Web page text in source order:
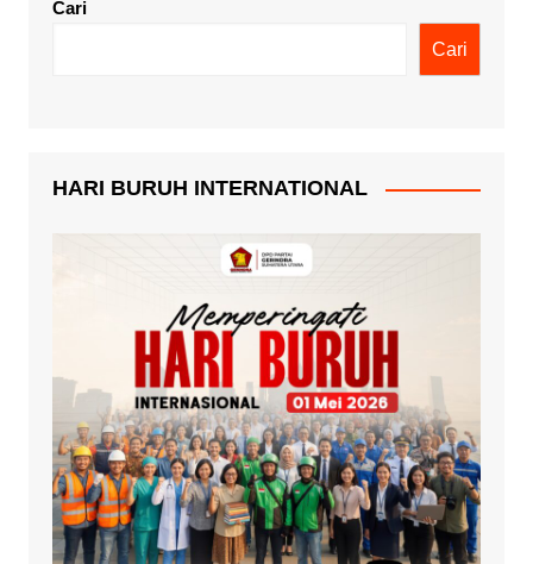
Cari
Cari
HARI BURUH INTERNATIONAL